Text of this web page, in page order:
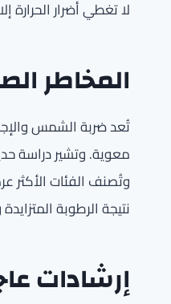
لا تغطي أضرار الحرارة
المخاطر
تُعد ضربة الشمس
وتُصنف الفئات الأكثر
نتيجة الرطوبة
إرشادات